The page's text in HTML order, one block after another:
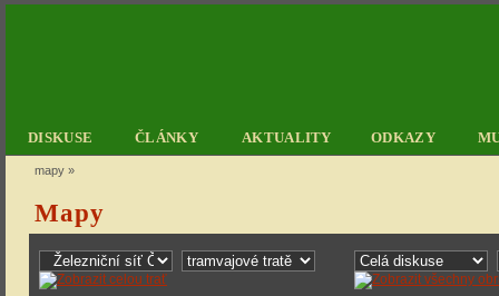
DISKUSE ČLÁNKY AKTUALITY ODKAZY
mapy »
Mapy